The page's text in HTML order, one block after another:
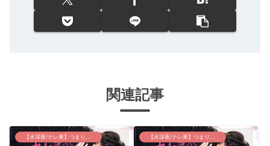
関連記事
【水深夜/テレ東】つまり好きって言いたいんだけど、 【水深夜/テレ東】つまり好きって言いたいんだけど、